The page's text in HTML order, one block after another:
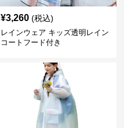
¥3,260 (税込)
レインウェア キッズ透明レイン
コートフード付き